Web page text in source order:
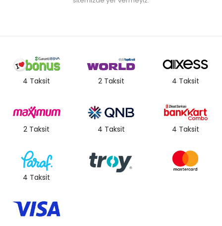
4 Taksit 2 Taksit 4 Taksit
2 Taksit 4 Taksit 4 Taksit
4 Taksit